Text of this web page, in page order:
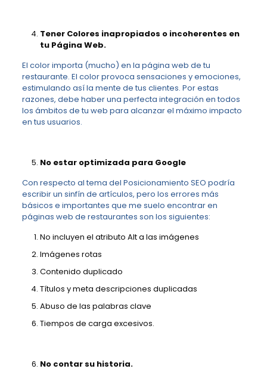
Tener Colores inapropiados o incoherentes en
tu Página Web.
El color importa (mucho) en la página web de tu
restaurante. El color provoca sensaciones y emociones,
estimulando así la mente de tus clientes. Por estas
razones, debe haber una perfecta integración en todos
los ámbitos de tu web para alcanzar el máximo impacto
en tus usuarios.
No estar optimizada para Google
Con respecto al tema del Posicionamiento SEO podría
escribir un sinfín de artículos, pero los errores más
básicos e importantes que me suelo encontrar en
páginas web de restaurantes son los siguientes:
No incluyen el atributo Alt a las imágenes
Imágenes rotas
Contenido duplicado
Títulos y meta descripciones duplicadas
Abuso de las palabras clave
Tiempos de carga excesivos.
No contar su historia.